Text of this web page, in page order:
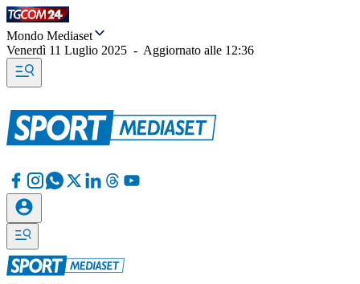
Mondo Mediaset
Venerdì 11 Luglio 2025 - Aggiornato alle 12:36